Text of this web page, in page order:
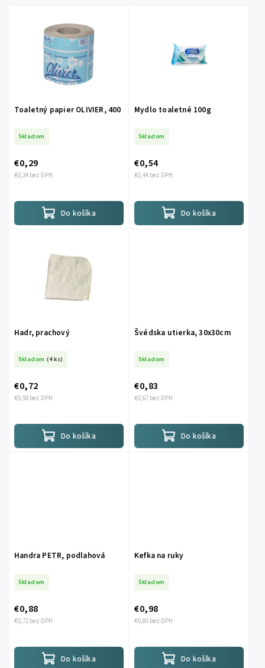
Toaletný papier OLIVIER, 400
Skladom
€0,24 bez DPH
€0,29
Do košíka
Mydlo toaletné 100g
Skladom
€0,44 bez DPH
€0,54
Do košíka
Hadr, prachový
Skladom (4 ks)
€0,59 bez DPH
€0,72
Do košíka
Švédska utierka, 30x30cm
Skladom
€0,67 bez DPH
€0,83
Do košíka
Handra PETR, podlahová
Skladom
€0,72 bez DPH
€0,88
Do košíka
Kefka na ruky
Skladom
€0,80 bez DPH
€0,98
Do košíka